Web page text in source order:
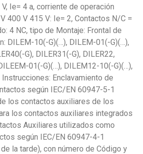
Ie= 4 a, corriente de operación
400 V 415 V: Ie= 2, Contactos N/C =
4 NC, tipo de Montaje: Frontal de
DILEM-10(-G)(…), DILEM-01(-G)(…),
G), DILER31(-G), DILER22,
01(-G)(…), DILEM12-10(-G)(…),
Enclavamiento de
según IEC/EN 60947-5-1
los contactos auxiliares de los
los contactos auxiliares integrados
Auxiliares utilizados como
según IEC/EN 60947-4-1
la tarde), con número de Código y